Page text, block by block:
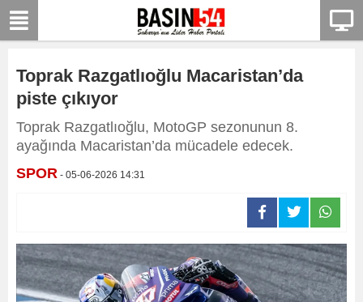
Toprak Razgatlıoğlu Macaristan’da
piste çıkıyor
Toprak Razgatlıoğlu, MotoGP sezonunun 8.
ayağında Macaristan’da mücadele edecek.
SPOR - 05-06-2026 14:31